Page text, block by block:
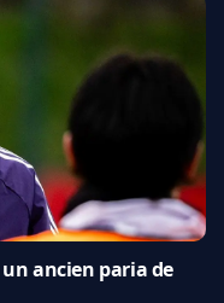
ancien paria de